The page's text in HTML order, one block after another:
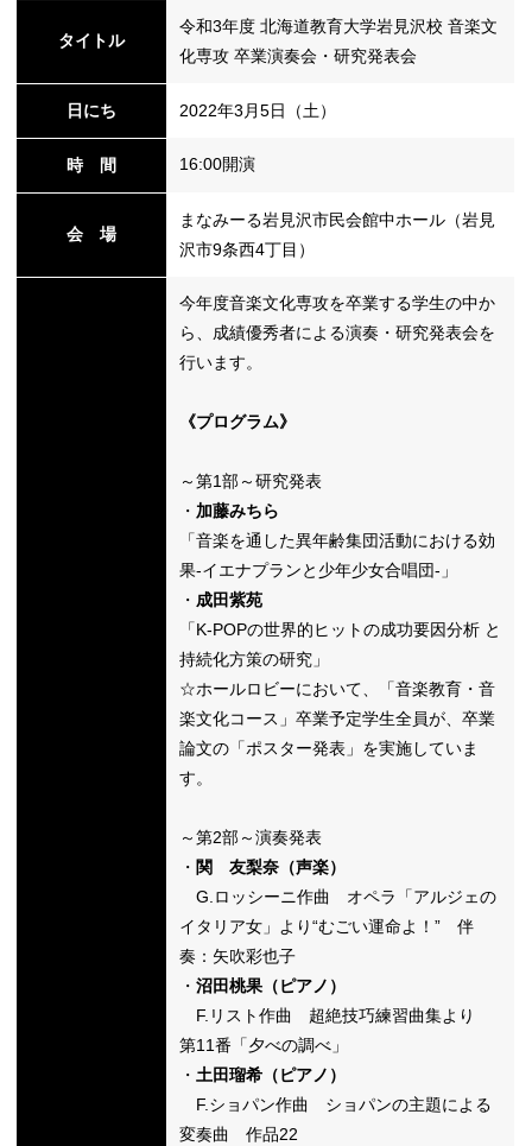
切
タイトル
令和3年度 北海道教育大学岩見沢校 音楽文
化専攻 卒業演奏会・研究発表会
日にち 2022年3月5日（土）
時 間 16:00開演
会 場
まなみーる岩見沢市民会館中ホール（岩見
沢市9条西4丁目）
今年度音楽文化専攻を卒業する学生の中か
ら、成績優秀者による演奏・研究発表会を
行います。
《プログラム》
～第1部～研究発表
・ 加藤みちら
「音楽を通した異年齢集団活動における効
果-イエナプランと少年少女合唱団-」
・ 成田紫苑
「K-POPの世界的ヒットの成功要因分析 と
持続化方策の研究」
☆ホールロビーにおいて、「音楽教育・音
楽文化コース」卒業予定学生全員が、卒業
論文の「ポスター発表」を実施していま
す。
～第2部～演奏発表
・ 関 友梨奈（声楽）
G.ロッシーニ作曲 オペラ「アルジェの
イタリア女」より“むごい運命よ！” 伴
奏：矢吹彩也子
・ 沼田桃果（ピアノ）
F.リスト作曲 超絶技巧練習曲集より
第11番「夕べの調べ」
・ 土田瑠希（ピアノ）
F.ショパン作曲 ショパンの主題による
変奏曲 作品22